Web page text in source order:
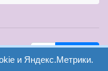
и Яндекс.Метрики.